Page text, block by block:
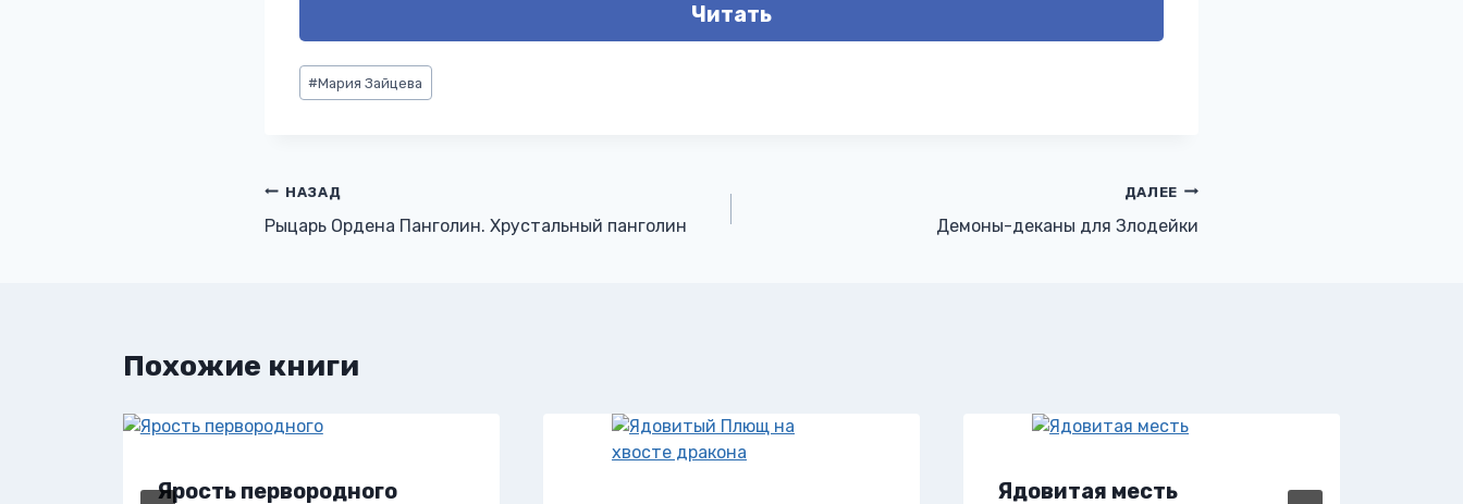
Читать
Метки
записи:
#Мария Зайцева
Навигация
по
НАЗАД
Рыцарь Ордена Панголин. Хрустальный панголин
ДАЛЕЕ
Демоны-деканы для Злодейки
Похожие книги
Ярость первородного
Ядовитая месть